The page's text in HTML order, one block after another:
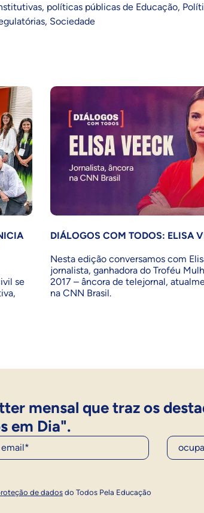
, políticas públicas de Educação,
, Sociedade
se
DIÁLOGOS COM TODOS: ELISA
Nesta edição conversamos com
jornalista, ganhadora do Troféu
2017 – âncora de telejornal,
na CNN Brasil.
mensal que traz os
em Dia".
Mail
de dados do Todos Pela Educação